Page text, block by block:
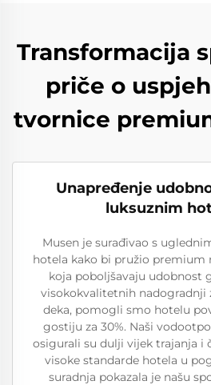
Transformacija
priče o
tvornice
Unapređenje
luksuznim
Musen je surađivao s
hotela kako bi pružio premium
koja poboljšavaju udobnost
visokokvalitetnih nadogradnji
deka, pomogli smo hotelu
gostiju za 30%. Naši
osigurali su dulji vijek trajanja i
visoke standarde hotela u
suradnja pokazala je našu